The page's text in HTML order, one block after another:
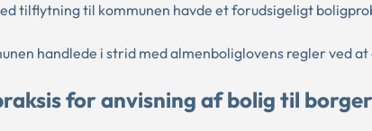
tilflytning til kommunen havde et forudsigeligt
handlede i strid med almenboliglovens regler ved
for anvisning af bolig til